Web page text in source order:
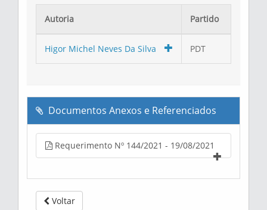
Autoria Partido
Higor Michel Neves Da Silva PDT
Documentos Anexos e Referenciados
Requerimento Nº 144/2021 - 19/08/2021
Voltar